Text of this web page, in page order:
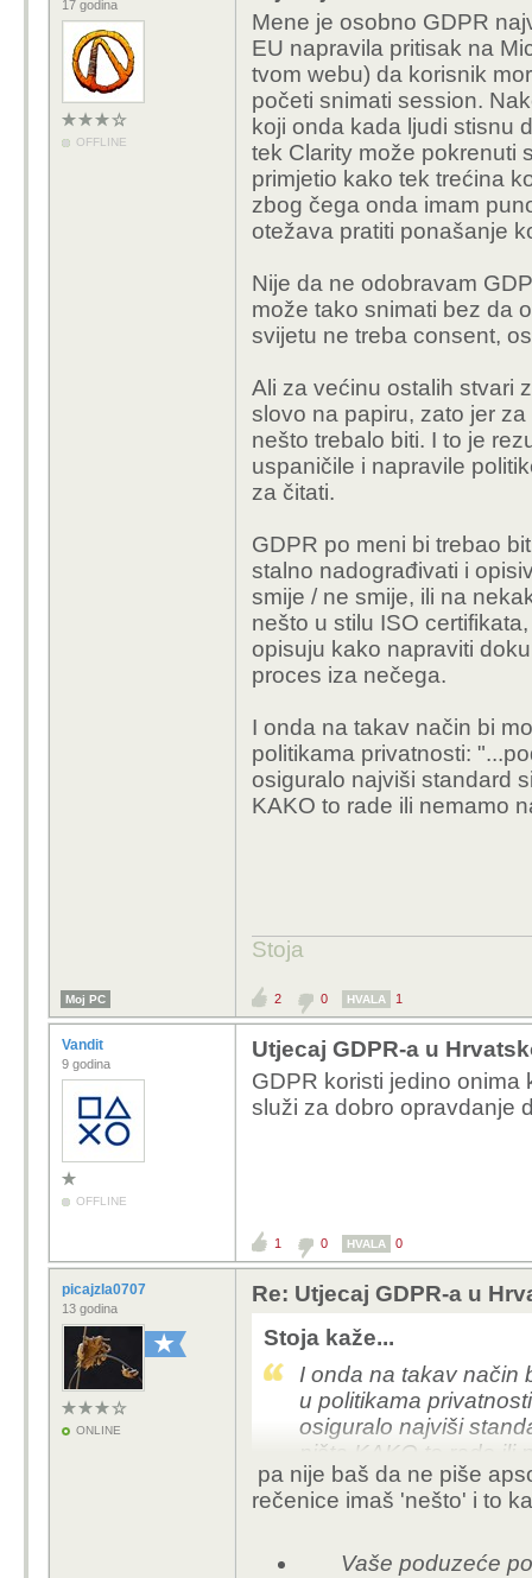
17 godina
OFFLINE
Mene je osobno GDPR
EU napravila pritisak na
tvom webu) da korisnik
početi snimati session.
koji onda kada ljudi stisnu
tek Clarity može pokrenuti
primjetio kako tek trećina
zbog čega onda imam
otežava pratiti ponašanje
Nije da ne odobravam
može tako snimati bez da
svijetu ne treba consent,
Ali za većinu ostalih stvari
slovo na papiru, zato jer
nešto trebalo biti. I to je
uspaničile i napravile
za čitati.
GDPR po meni bi trebao
stalno nadograđivati i
smije / ne smije, ili na
nešto u stilu ISO
opisuju kako napraviti
proces iza nečega.
I onda na takav način bi
politikama privatnosti:
osiguralo najviši standard
KAKO to rade ili nemamo
Stoja
Moj PC 2 0 HVALA 1
Vandit
9 godina
OFFLINE
Utjecaj GDPR-a u
GDPR koristi jedino onima
služi za dobro opravdanje
1 0 HVALA 0
picajzla0707
13 godina
ONLINE
Re: Utjecaj GDPR-a u
Stoja kaže...
I onda na takav način
u politikama
osiguralo najviši
ništa KAKO to rade
pa nije baš da ne piše
rečenice imaš 'nešto' i to
Vaše poduzeće